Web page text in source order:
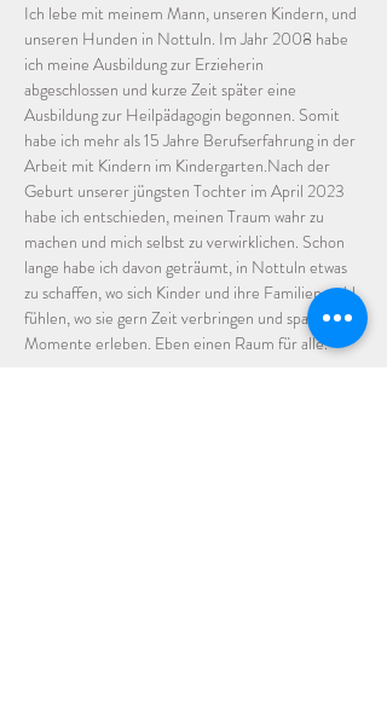
Ich lebe mit meinem Mann, unseren Kindern, und
unseren Hunden in Nottuln. Im Jahr 2008 habe
ich meine Ausbildung zur Erzieherin
abgeschlossen und kurze Zeit später eine
Ausbildung zur Heilpädagogin begonnen. Somit
habe ich mehr als 15 Jahre Berufserfahrung in der
Arbeit mit Kindern im Kindergarten.Nach der
Geburt unserer jüngsten Tochter im April 2023
habe ich entschieden, meinen Traum wahr zu
machen und mich selbst zu verwirklichen. Schon
lange habe ich davon geträumt, in Nottuln etwas
zu schaffen, wo sich Kinder und ihre Familien wohl
fühlen, wo sie gern Zeit verbringen und spannende
Momente erleben. Eben einen Raum für alle.